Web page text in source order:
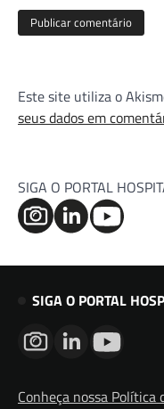
Este site utiliza o
seus dados em
SIGA O PORTAL
SIGA O PORTAL
Conheça nossa Política